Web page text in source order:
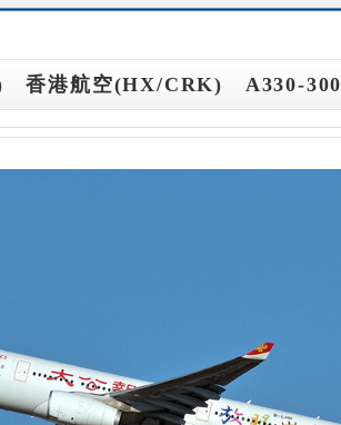
香港航空(HX/CRK) A330-300